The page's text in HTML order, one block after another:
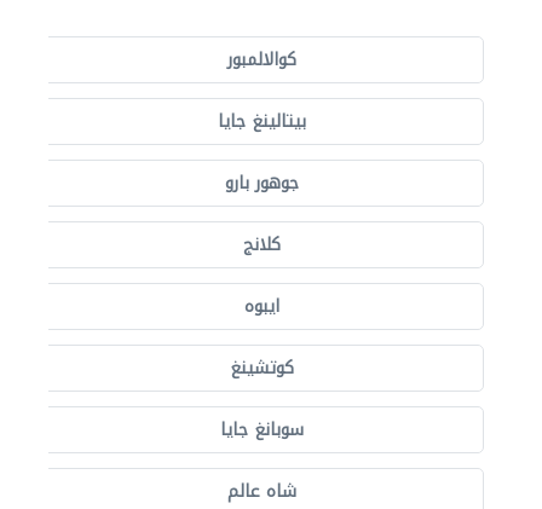
كوالالمبور
بيتالينغ جايا
جوهور بارو
كلانج
ايبوه
كوتشينغ
سوبانغ جايا
شاه عالم